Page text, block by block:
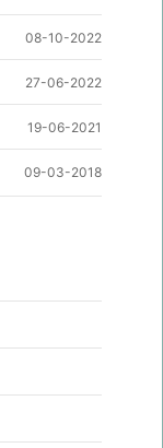
08-10-2022
27-06-2022
19-06-2021
09-03-2018